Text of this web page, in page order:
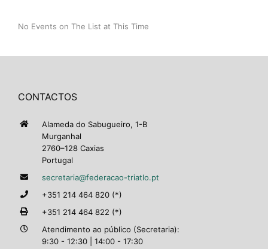
No Events on The List at This Time
CONTACTOS
Alameda do Sabugueiro, 1-B
Murganhal
2760–128 Caxias
Portugal
secretaria@federacao-triatlo.pt
+351 214 464 820 (*)
+351 214 464 822 (*)
Atendimento ao público (Secretaria):
9:30 - 12:30 | 14:00 - 17:30